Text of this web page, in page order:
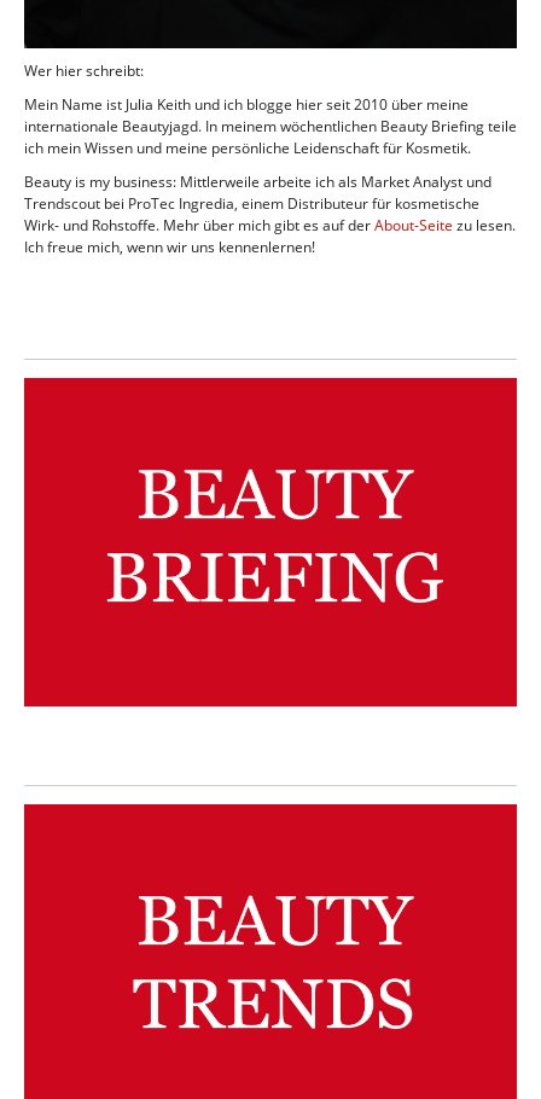
Wer hier schreibt:
Mein Name ist Julia Keith und ich blogge hier seit 2010 über meine
internationale Beautyjagd. In meinem wöchentlichen Beauty Briefing teile
ich mein Wissen und meine persönliche Leidenschaft für Kosmetik.
Beauty is my business: Mittlerweile arbeite ich als Market Analyst und
Trendscout bei ProTec Ingredia, einem Distributeur für kosmetische
Wirk- und Rohstoffe. Mehr über mich gibt es auf derAbout-Seite zu lesen.
Ich freue mich, wenn wir uns kennenlernen!